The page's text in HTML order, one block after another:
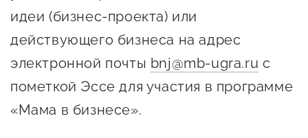
Каталог креативной
Госзакупки для малого
Каталог югорских франшиз
идеи (бизнес-проекта) или
действующего бизнеса на адрес
электронной почты bnj@mb-ugra.ru с
пометкой Эссе для участия в программе
«Мама в бизнесе».